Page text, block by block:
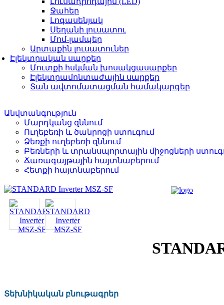
Ջահեր
Լոգասենյակ
Սեղանի լուսատու
Մոմ-լամպեր
Արտաքին լուսատուներ
Էլեկտրական սարքեր
Մուտքի հսկման խոսակցասարքեր
Էլեկտրամոնտաժային սարքեր
Տան ավտոմատացման համակարգեր
Անվտանգություն
Մարդկանց զննում
Ուղեբեռի և ծանրոցի ստուգում
Ձեռքի ուղեբեռի զննում
Բեռների և տրանսպորտային միջոցների
Ճառագայթային հայտնաբերում
Հետքի հայտնաբերում
Տեխնիկական բնութագրեր